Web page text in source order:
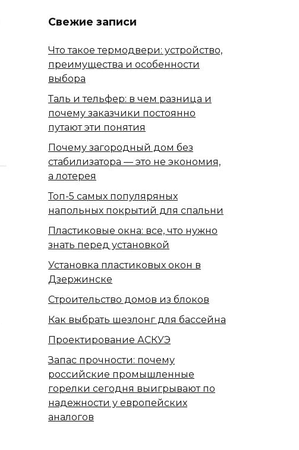
Свежие записи
Что такое термодвери: устройство,
преимущества и особенности
выбора
Таль и тельфер: в чем разница и
почему заказчики постоянно
путают эти понятия
Почему загородный дом без
стабилизатора — это не экономия,
а лотерея
Топ-5 самых популяряных
напольных покрытий для спальни
Пластиковые окна: все, что нужно
знать перед установкой
Установка пластиковых окон в
Дзержинске
Строительство домов из блоков
Как выбрать шезлонг для бассейна
Проектирование АСКУЭ
Запас прочности: почему
российские промышленные
горелки сегодня выигрывают по
надежности у европейских
аналогов